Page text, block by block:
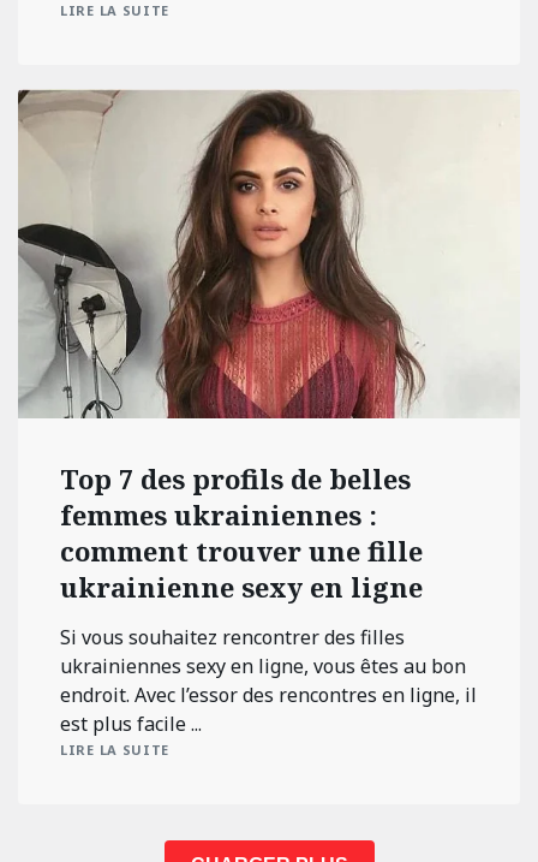
LIRE LA SUITE
Top 7 des profils de belles
femmes ukrainiennes :
comment trouver une fille
ukrainienne sexy en ligne
Si vous souhaitez rencontrer des filles
ukrainiennes sexy en ligne, vous êtes au bon
endroit. Avec l’essor des rencontres en ligne, il
est plus facile ...
LIRE LA SUITE